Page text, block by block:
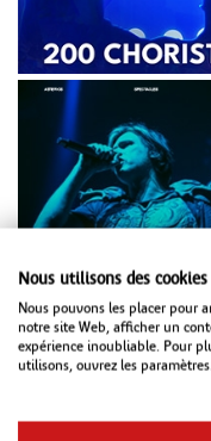
Nous utilisons des cookies
Nous pouvons les placer pour
notre site Web, afficher un
expérience inoubliable. Pour
utilisons, ouvrez les paramètres.